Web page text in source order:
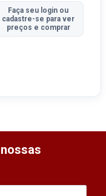
Faça seu login ou
cadastre-se para ver
preços e comprar